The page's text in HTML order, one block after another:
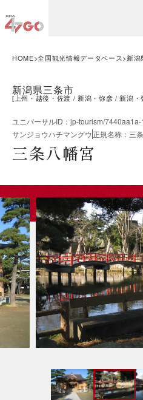
HOME 全国観光情報データベース 新潟
新潟県三条市
[上州・越後・佐渡 新潟・弥彦 新潟・
ユニバーサルID ： jp-tourism/
サンジョウハチマングウ正規名称 ： 三
三条八幡宮